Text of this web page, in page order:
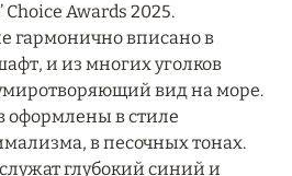
Awards 2025.
гармонично вписано в
и из многих уголков
вид на море.
оформлены в стиле
в песочных тонах.
глубокий синий и